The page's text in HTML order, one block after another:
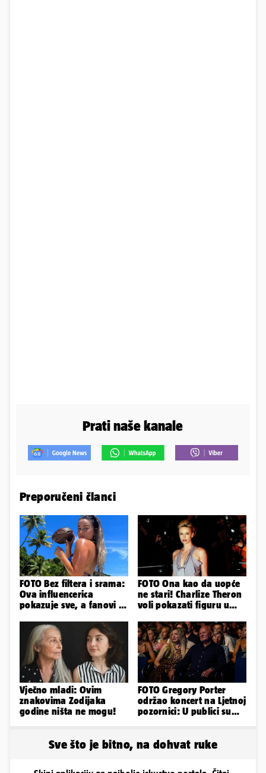
Prati naše kanale
Preporučeni članci
FOTO Bez filtera i srama:
Ova influencerica
pokazuje sve, a fanovi je
FOTO Ona kao da uopće
ne stari! Charlize Theron
voli pokazati figuru u
Vječno mladi: Ovim
znakovima Zodijaka
godine ništa ne mogu!
FOTO Gregory Porter
održao koncert na Ljetnoj
pozornici: U publici su
Sve što je bitno, na dohvat ruke